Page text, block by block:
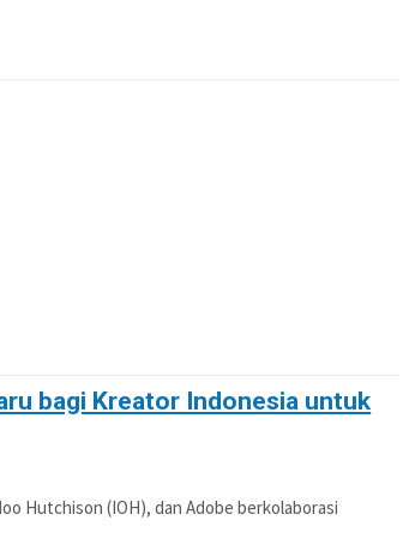
bagi Kreator Indonesia untuk
Hutchison (IOH), dan Adobe berkolaborasi